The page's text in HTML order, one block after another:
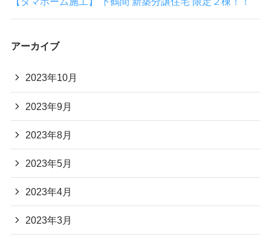
アーカイブ
2023年10月
2023年9月
2023年8月
2023年5月
2023年4月
2023年3月